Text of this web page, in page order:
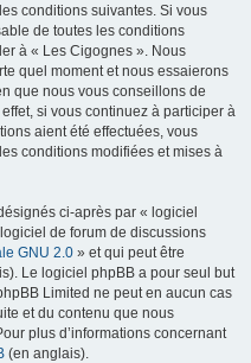
conditions suivantes. Si vous
de toutes les conditions
à « Les Cigognes ». Nous
quel moment et nous essaierons
que nous vous conseillons de
si vous continuez à participer à
aient été effectuées, vous
conditions modifiées et mises à
ci-après par « logiciel
de forum de discussions
GNU 2.0 » et qui peut être
Le logiciel phpBB a pour seul but
Limited ne peut en aucun cas
et du contenu que nous
plus d’informations concernant
(en anglais).